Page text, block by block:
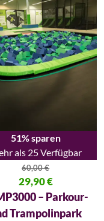
51% sparen
als 25 Verfügbar
60,00€
Preis war:
29,90€
Preis ist: 29,90 €.
– Parkour-
Trampolinpark